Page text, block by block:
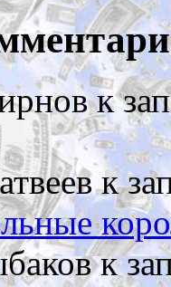
к
к
к